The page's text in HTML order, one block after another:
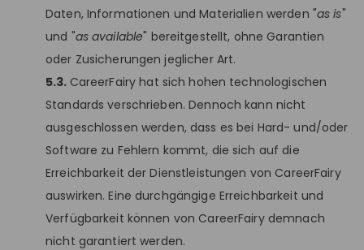
Daten, Informationen und Materialien werden "as is"
und "as available" bereitgestellt, ohne Garantien
oder Zusicherungen jeglicher Art.
5.3. CareerFairy hat sich hohen technologischen
Standards verschrieben. Dennoch kann nicht
ausgeschlossen werden, dass es bei Hard- und/oder
Software zu Fehlern kommt, die sich auf die
Erreichbarkeit der Dienstleistungen von CareerFairy
auswirken. Eine durchgängige Erreichbarkeit und
Verfügbarkeit können von CareerFairy demnach
nicht garantiert werden.